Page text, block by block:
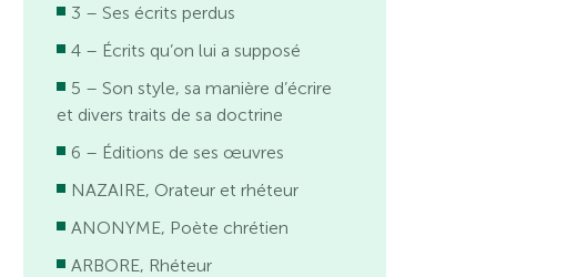
3 – Ses écrits perdus
4 – Écrits qu’on lui a supposé
5 – Son style, sa manière d’écrire
et divers traits de sa doctrine
6 – Éditions de ses œuvres
NAZAIRE, Orateur et rhéteur
ANONYME, Poète chrétien
ARBORE, Rhéteur